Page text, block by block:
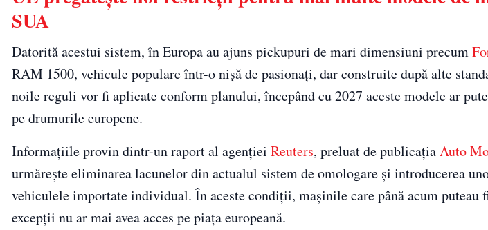
SUA
Datorită acestui sistem, în Europa au ajuns pickupuri de mari dimensiuni precum
RAM 1500, vehicule populare într-o nișă de pasionați, dar construite după alte
noile reguli vor fi aplicate conform planului, începând cu 2027 aceste modele ar
pe drumurile europene.
Informațiile provin dintr-un raport al agenției Reuters, preluat de publicațiaAuto
urmărește eliminarea lacunelor din actualul sistem de omologare și introducerea
vehiculele importate individual. În aceste condiții, mașinile care până acum puteau
excepții nu ar mai avea acces pe piața europeană.